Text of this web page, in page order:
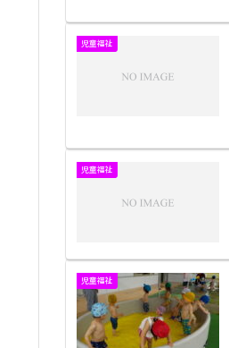
児童福祉
児童福祉
児童福祉